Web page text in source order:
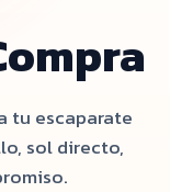
tu escaparate
sol directo,